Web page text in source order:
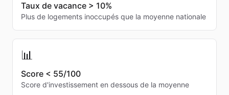
Taux de vacance > 10%
Plus de logements inoccupés que la moyenne nationale
📊
Score < 55/100
Score d'investissement en dessous de la moyenne